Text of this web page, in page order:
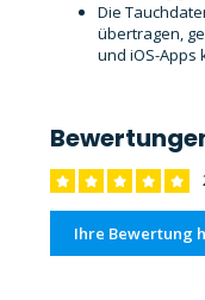
Die
übertragen,
und iOS-Apps
Ihre Bewertung